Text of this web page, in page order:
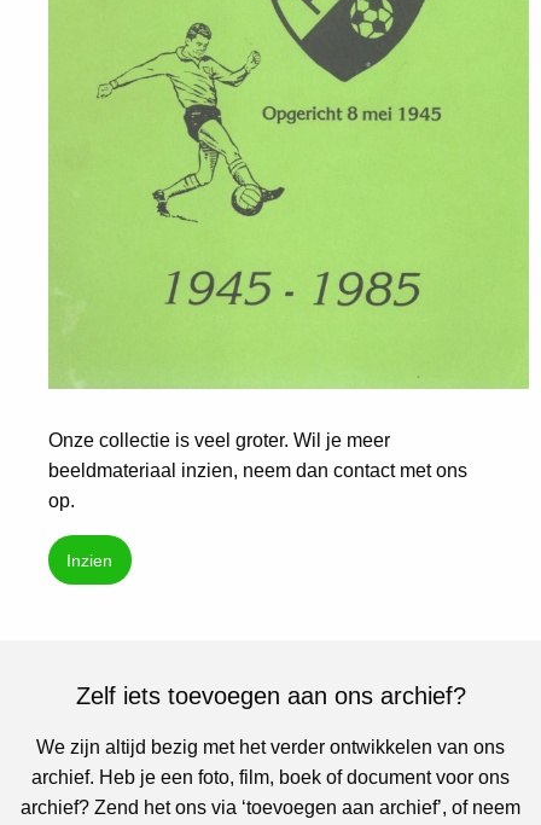
Onze collectie is veel groter. Wil je meer
beeldmateriaal inzien, neem dan contact met ons
op.
Inzien
Zelf iets toevoegen aan ons archief?
We zijn altijd bezig met het verder ontwikkelen van ons
archief. Heb je een foto, film, boek of document voor ons
archief? Zend het ons via ‘toevoegen aan archief’, of neem